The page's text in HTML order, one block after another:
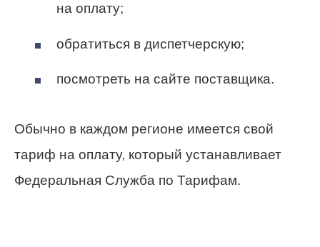
на оплату;
обратиться в диспетчерскую;
посмотреть на сайте поставщика.
Обычно в каждом регионе имеется свой
тариф на оплату, который устанавливает
Федеральная Служба по Тарифам.